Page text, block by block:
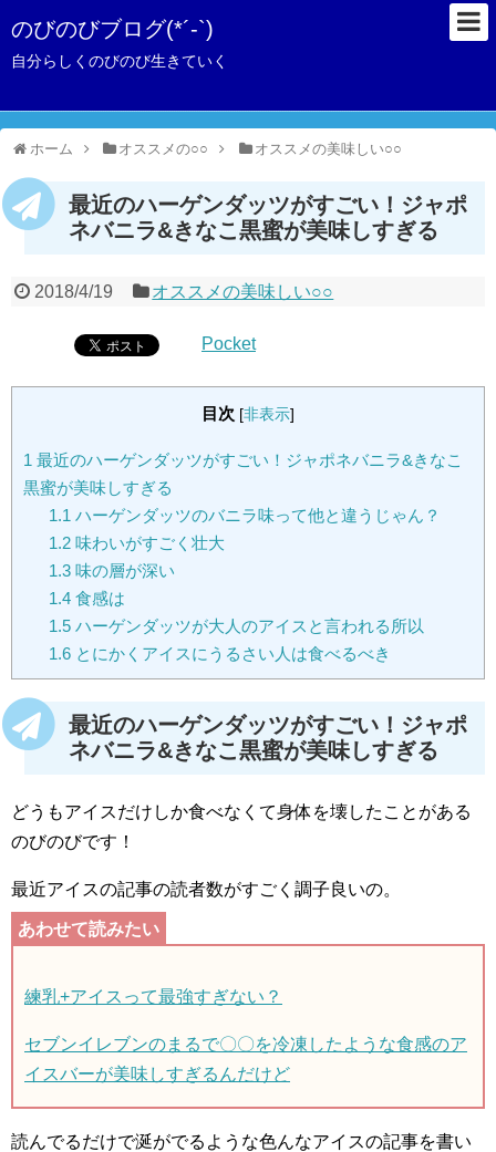
のびのびブログ(*´-`)
自分らしくのびのび生きていく
ホーム オススメの○○ オススメの美味しい○○
最近のハーゲンダッツがすごい！ジャポ
ネバニラ&きなこ黒蜜が美味しすぎる
2018/4/19 オススメの美味しい○○
Pocket
目次 [非表示]
1 最近のハーゲンダッツがすごい！ジャポネバニラ&きなこ
黒蜜が美味しすぎる
1.1 ハーゲンダッツのバニラ味って他と違うじゃん？
1.2味わいがすごく壮大
1.3味の層が深い
1.4食感は
1.5ハーゲンダッツが大人のアイスと言われる所以
1.6とにかくアイスにうるさい人は食べるべき
最近のハーゲンダッツがすごい！ジャポ
ネバニラ&きなこ黒蜜が美味しすぎる
どうもアイスだけしか食べなくて身体を壊したことがある
のびのびです！
最近アイスの記事の読者数がすごく調子良いの。
練乳+アイスって最強すぎない？
セブンイレブンのまるで〇〇を冷凍したような食感のア
イスバーが美味しすぎるんだけど
読んでるだけで涎がでるような色んなアイスの記事を書い